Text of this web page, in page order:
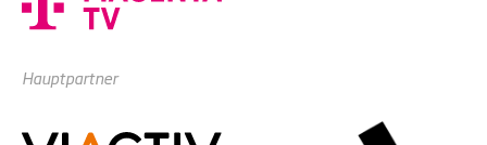
Hauptpartner